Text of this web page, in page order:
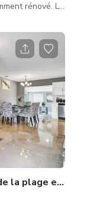
rénové. Le
les
la plage et de Las